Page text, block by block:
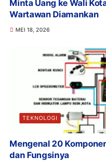
Minta Uang ke Wali
Wartawan Diamankan
MEI 18, 2026
TEKNOLOGI
Mengenal 20
dan Fungsinya